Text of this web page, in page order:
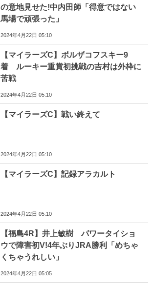
の意地見せた!中内田師「得意ではない
馬場で頑張った」
2024年4月22日 05:10
【マイラーズC】ボルザコフスキー9
着 ルーキー重賞初挑戦の吉村は外枠に
苦戦
2024年4月22日 05:10
【マイラーズC】戦い終えて
2024年4月22日 05:10
【マイラーズC】記録アラカルト
2024年4月22日 05:10
【福島4R】井上敏樹 パワータイショ
ウで障害初V!4年ぶりJRA勝利「めちゃ
くちゃうれしい」
2024年4月22日 05:05